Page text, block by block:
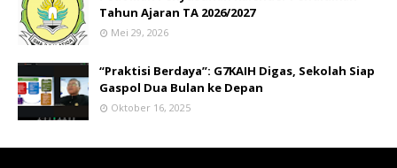
Tahun Ajaran TA 2026/2027
Mei 29, 2026
“Praktisi Berdaya”: G7KAIH Digas, Sekolah Siap
Gaspol Dua Bulan ke Depan
Oktober 16, 2025